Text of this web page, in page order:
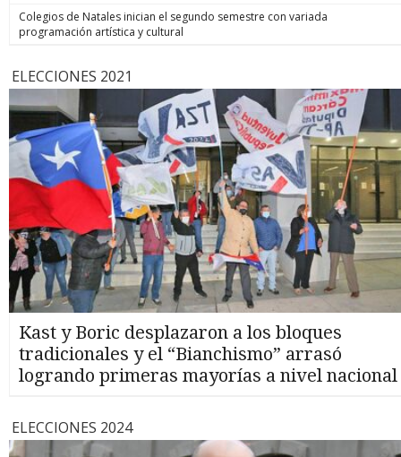
Colegios de Natales inician el segundo semestre con variada
programación artística y cultural
ELECCIONES 2021
Kast y Boric desplazaron a los bloques
tradicionales y el “Bianchismo” arrasó
logrando primeras mayorías a nivel nacional
ELECCIONES 2024